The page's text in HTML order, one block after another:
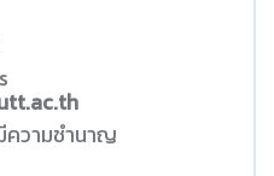
ความชำนาญ